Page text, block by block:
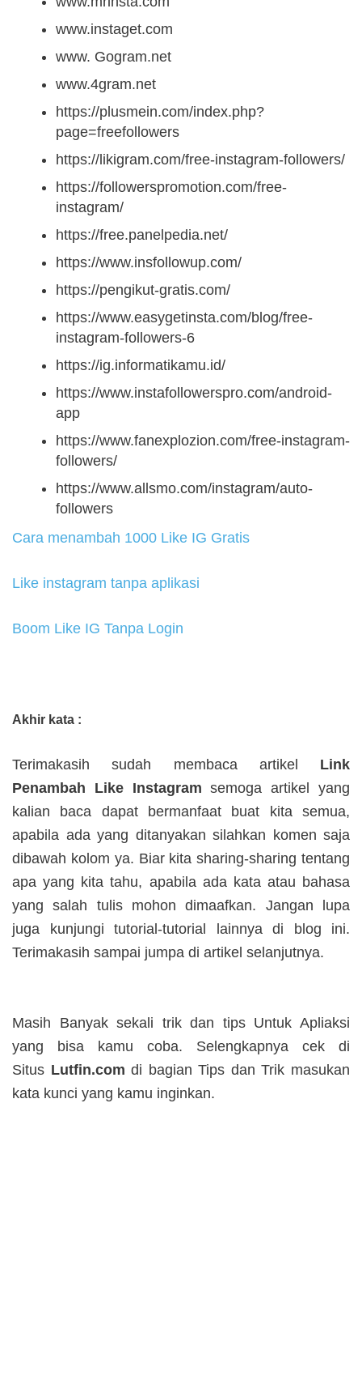
www.instaget.com
www. Gogram.net
www.4gram.net
https://plusmein.com/index.php?
page=freefollowers
https://likigram.com/free-instagram-followers/
https://followerspromotion.com/free-
instagram/
https://free.panelpedia.net/
https://www.insfollowup.com/
https://pengikut-gratis.com/
https://www.easygetinsta.com/blog/free-
instagram-followers-6
https://ig.informatikamu.id/
https://www.instafollowerspro.com/android-
app
https://www.fanexplozion.com/free-instagram-
followers/
https://www.allsmo.com/instagram/auto-
followers
Cara menambah 1000 Like IG Gratis
Like instagram tanpa aplikasi
Boom Like IG Tanpa Login
Akhir kata :
Terimakasih sudah membaca artikel Link
Penambah Like Instagramsemoga artikel yang
kalian baca dapat bermanfaat buat kita semua,
apabila ada yang ditanyakan silahkan komen saja
dibawah kolom ya. Biar kita sharing-sharing tentang
apa yang kita tahu, apabila ada kata atau bahasa
yang salah tulis mohon dimaafkan. Jangan lupa
juga kunjungi tutorial-tutorial lainnya di blog ini.
Terimakasih sampai jumpa di artikel selanjutnya.
Masih Banyak sekali trik dan tips Untuk Apliaksi
yang bisa kamu coba. Selengkapnya cek di
Situs Lutfin.com di bagian Tips dan Trik masukan
kata kunci yang kamu inginkan.